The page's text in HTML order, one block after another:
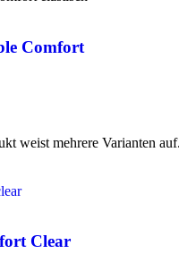
Comfort
weist mehrere Varianten
Clear